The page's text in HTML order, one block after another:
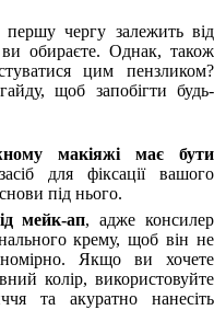
чергу залежить від
ви обираєте. Однак, також
цим пензликом?
щоб запобігти будь-
макіяжі має бути
для фіксації вашого
під нього.
мейк-ап, адже консилер
крему, щоб він не
Якщо ви хочете
колір, використовуйте
та акуратно нанесіть